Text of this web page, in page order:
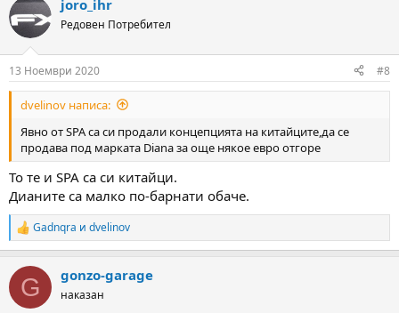
joro_ihr
Редовен Потребител
13 Ноември 2020 #8
dvelinov написа:
Явно от SPA са си продали концепцията на китайците,да се
продава под марката Diana за още някое евро отгоре
То те и SPA са си китайци.
Дианите са малко по-барнати обаче.
R
e
c
i
Gadnqra и dvelinov
G gonzo-garage
наказан